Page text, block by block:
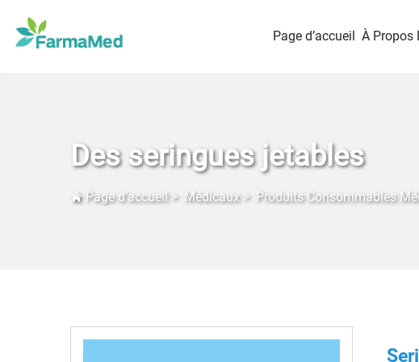
Page d’accueil À Propos
Des seringues jetables
Page d’accueil> Médicaux> Produits Consommables